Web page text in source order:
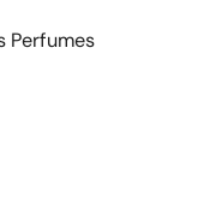
Perfumes